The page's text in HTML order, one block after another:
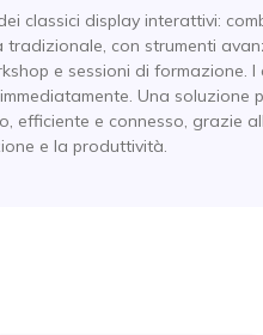
classici display interattivi:
con strumenti
e sessioni di formazione.
Una soluzione
efficiente e connesso, grazie
e la produttività.